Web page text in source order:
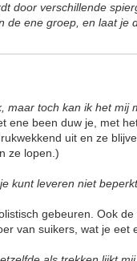
door verschillende
de ene groep, en laat je
toch kan ik het mij
ene been duw je, met
uit en ze
ze lopen.)
kunt leveren niet
gebeuren. Ook
van suikers, wat je eet